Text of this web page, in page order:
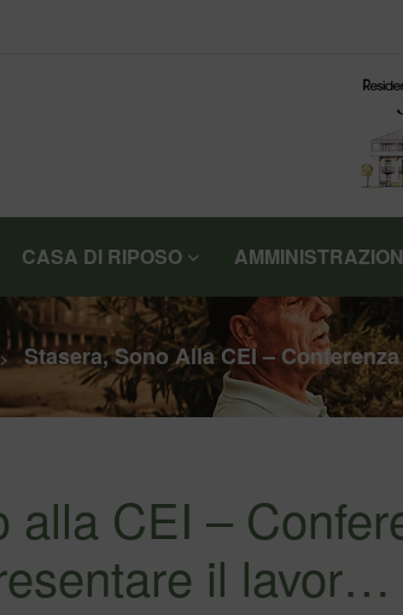
CASA DI RIPOSO
Stasera, Sono Alla CEI –
alla CEI –
il lavor…